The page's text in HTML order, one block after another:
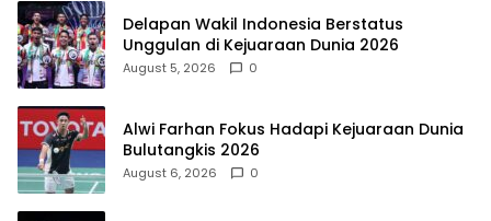
Delapan Wakil Indonesia Berstatus
Unggulan di Kejuaraan Dunia 2026
August 5, 2026 0
Alwi Farhan Fokus Hadapi Kejuaraan Dunia
Bulutangkis 2026
August 6, 2026 0